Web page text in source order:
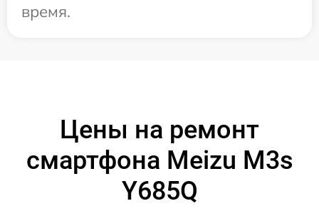
время.
Цены на ремонт
смартфона Meizu M3s
Y685Q